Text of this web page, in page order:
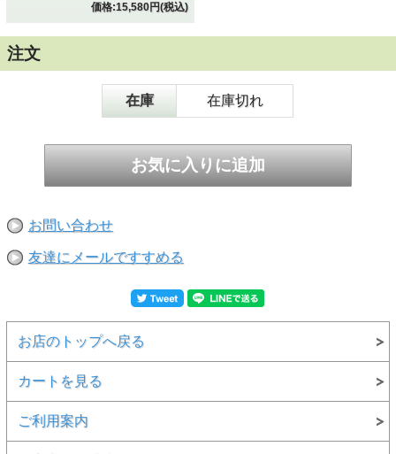
、51ｇ（乾燥時）
■仕様：シェルインレイ、エッチング、BKニッケル(つやあ
り)、裏面無地
■付属品：ZIPPO専用箱、ZIPPO社永久保証書
・貝を細工して貼り付けていますので、一つひとつ形・模
・光の反射によって色合いが変わります。
・お客様のご利用のブラウザの環境により商品の色合いが
実際のものと多少異なる場合がございますので、予めご了
承ください。
価格:15,580円(税込)
注文
在庫 在庫切れ
お問い合わせ
友達にメールですすめる
お店のトップへ戻る
カートを見る
ご利用案内